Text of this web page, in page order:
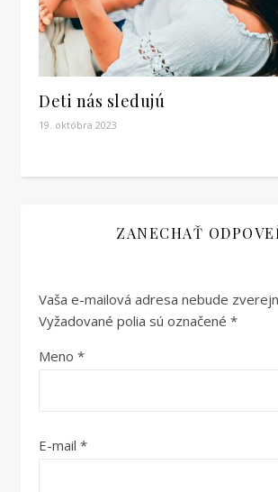
Deti nás sledujú
19. októbra 2023
ZANECHAŤ
Vaša e-mailová adresa nebude
Vyžadované polia sú označené *
Meno *
E-mail *